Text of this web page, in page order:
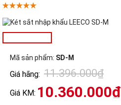
Mã sản phẩm: SD-M
Giá hãng: 11.396.000₫
Giá KM: 10.360.000₫